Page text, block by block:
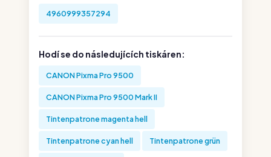
4960999357294
Hodí se do následujících tiskáren:
CANON Pixma Pro 9500
CANON Pixma Pro 9500 Mark II
Tintenpatrone magenta hell
Tintenpatrone cyan hell Tintenpatrone grün